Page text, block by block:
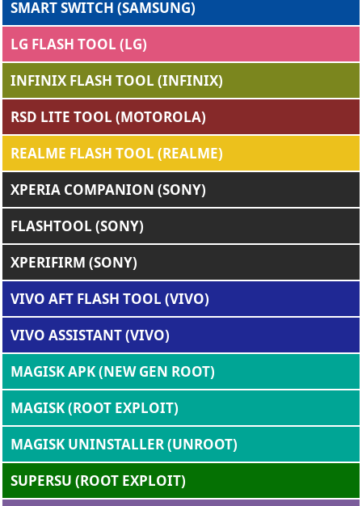
SMART SWITCH (SAMSUNG)
LG FLASH TOOL (LG)
INFINIX FLASH TOOL (INFINIX)
RSD LITE TOOL (MOTOROLA)
REALME FLASH TOOL (REALME)
XPERIA COMPANION (SONY)
FLASHTOOL (SONY)
XPERIFIRM (SONY)
VIVO AFT FLASH TOOL (VIVO)
VIVO ASSISTANT (VIVO)
MAGISK APK (NEW GEN ROOT)
MAGISK (ROOT EXPLOIT)
MAGISK UNINSTALLER (UNROOT)
SUPERSU (ROOT EXPLOIT)